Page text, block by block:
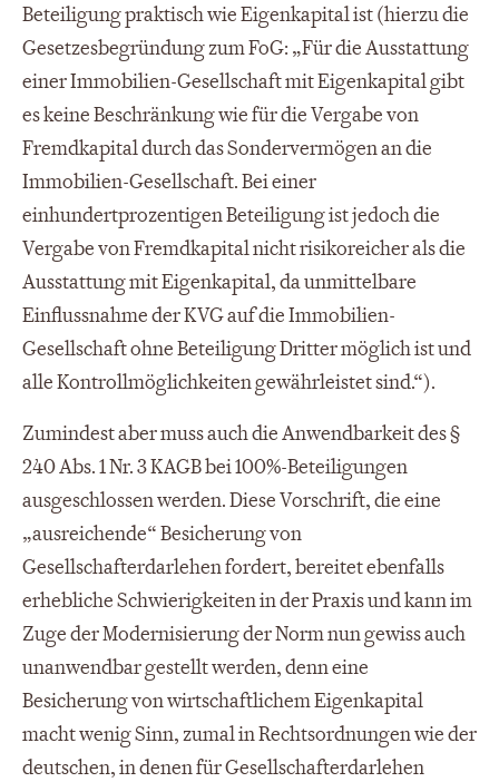
Beteiligung praktisch wie Eigenkapital ist (hierzu die
Gesetzesbegründung zum FoG: „Für die Ausstattung
einer Immobilien-Gesellschaft mit Eigenkapital gibt
es keine Beschränkung wie für die Vergabe von
Fremdkapital durch das Sondervermögen an die
Immobilien-Gesellschaft. Bei einer
einhundertprozentigen Beteiligung ist jedoch die
Vergabe von Fremdkapital nicht risikoreicher als die
Ausstattung mit Eigenkapital, da unmittelbare
Einflussnahme der KVG auf die Immobilien-
Gesellschaft ohne Beteiligung Dritter möglich ist und
alle Kontrollmöglichkeiten gewährleistet sind.“).
Zumindest aber muss auch die Anwendbarkeit des §
240 Abs. 1 Nr. 3 KAGB bei 100%-Beteiligungen
ausgeschlossen werden. Diese Vorschrift, die eine
„ausreichende“ Besicherung von
Gesellschafterdarlehen fordert, bereitet ebenfalls
erhebliche Schwierigkeiten in der Praxis und kann im
Zuge der Modernisierung der Norm nun gewiss auch
unanwendbar gestellt werden, denn eine
Besicherung von wirtschaftlichem Eigenkapital
macht wenig Sinn, zumal in Rechtsordnungen wie der
deutschen, in denen für Gesellschafterdarlehen